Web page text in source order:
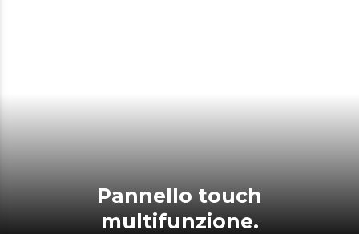
Pannello touch
multifunzione.